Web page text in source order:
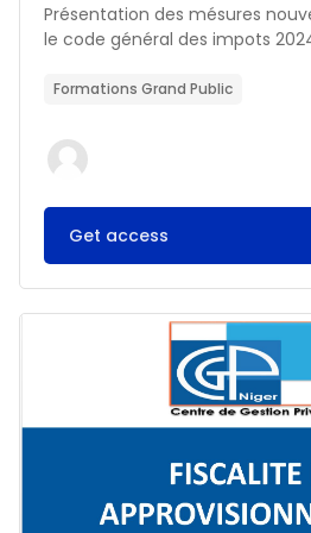
Résumé du cours :
Présentation des mésures
le code général des impots
Formations Grand Public
Get access
Image du cours FISCALITE DES